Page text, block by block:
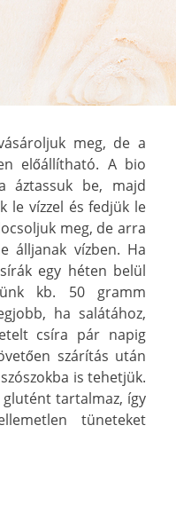
meg, de a
előállítható. A bio
áztassuk be, majd
le vízzel és fedjük le
meg, de arra
álljanak vízben. Ha
egy héten belül
kb. 50 gramm
ha salátához,
csíra pár napig
szárítás után
is tehetjük.
tartalmaz, így
tüneteket